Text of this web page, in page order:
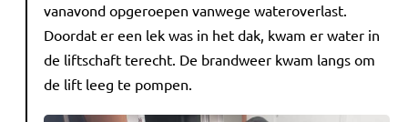
vanavond opgeroepen vanwege wateroverlast.
Doordat er een lek was in het dak, kwam er water in
de liftschaft terecht. De brandweer kwam langs om
de lift leeg te pompen.